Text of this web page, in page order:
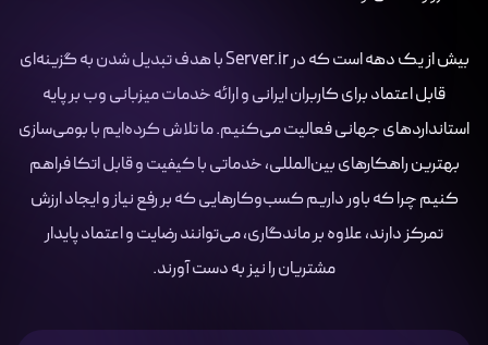
بیش از یک دهه است که در Server.ir با هدف تبدیل شدن به گزینه‌ای
قابل اعتماد برای کاربران ایرانی و ارائه خدمات میزبانی وب بر پایه
استانداردهای جهانی فعالیت می‌کنیم. ما تلاش کرده‌ایم با بومی‌سازی
بهترین راهکارهای بین‌المللی، خدماتی با کیفیت و قابل اتکا فراهم
کنیم چرا که باور داریم کسب‌وکارهایی که بر رفع نیاز و ایجاد ارزش
تمرکز دارند، علاوه بر ماندگاری، می‌توانند رضایت و اعتماد پایدار
مشتریان را نیز به دست آورند.